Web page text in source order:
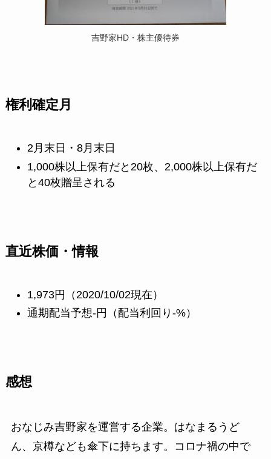
吉野家HD・株主優待券
権利確定月
2月末日・8月末日
1,000株以上保有だと20枚、2,000株以上保有だ
と40枚贈呈される
直近株価・情報
1,973円（2020/10/02現在）
通期配当予想-円（配当利回り-%）
感想
おなじみ吉野家を運営する企業。はなまるうど
ん、京樽なども傘下に持ちます。コロナ禍の中で